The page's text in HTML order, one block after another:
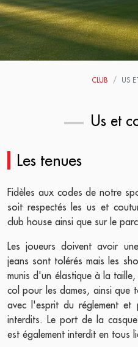
CLUB US
Us et
Les tenues
Fidèles aux codes de notre
soit respectés les us et
club house ainsi que sur le
Les joueurs doivent avoir
jeans sont tolérés mais les
munis d'un élastique à la
col pour les dames, ainsi que
avec l'esprit du réglement
interdits. Le port de la
est également interdit en tous